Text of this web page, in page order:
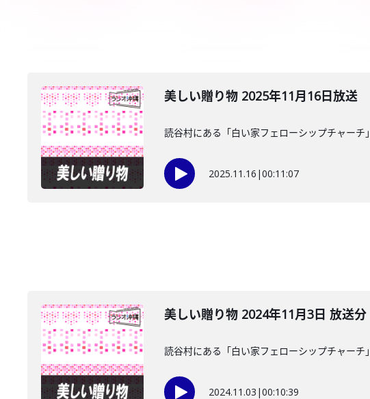
美しい贈り物 2025年11月16日放送
読谷村にある「白い家フェローシップチャー
2025.11.16 |00:11:07
美しい贈り物 2024年11月3日 放送分
読谷村にある「白い家フェローシップチャー
2024.11.03 |00:10:39